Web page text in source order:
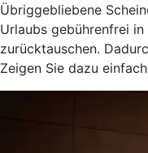
Übriggebliebene
Urlaubs gebührenfrei
zurücktauschen.
Zeigen Sie dazu